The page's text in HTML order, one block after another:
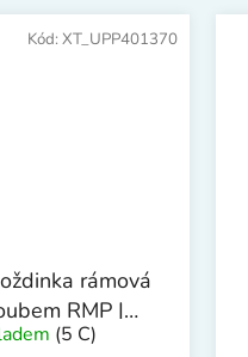
rámová
RMP |
1bal/25ks
(5 C)
Kód: XT_UPP401370